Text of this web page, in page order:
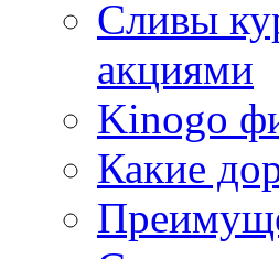
Сливы
акциями
Kinogo
Какие